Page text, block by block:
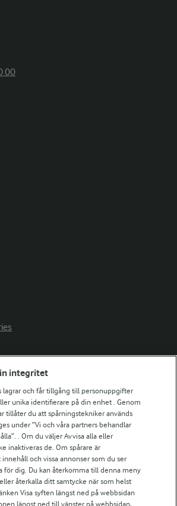
00
integritet
lagrar och får tillgång till personuppgifter
unika identifierare på din enhet . Genom
tillåter du att spårningstekniker används
under ”Vi och våra partners behandlar
. Om du väljer Avvisa alla eller
inaktiveras de. Om spårare är
och vissa annonser som du ser
för dig. Du kan återkomma till denna meny
återkalla ditt samtycke när som helst
Visa syften längst ned på webbsidan
längst ned till vänster på webbsidan,